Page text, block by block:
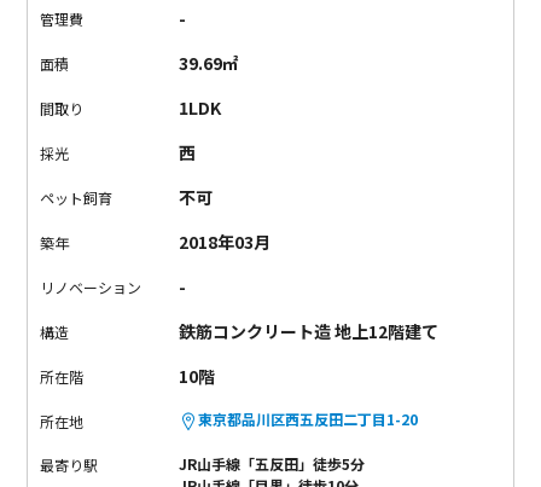
ビングダイニングキッチン、玄関にも収納がございます。
ない！
リビングの窓が2重でも、
も日当たりは申し分なし。
が好き。そんな方にも。
管理費 -
面積 39.69㎡
間取り 1LDK
採光 西
ペット飼育 不可
築年 2018年03月
リノベーション -
構造 鉄筋コンクリート造 地上12階建て
所在階 10階
所在地 東京都品川区西五反田二丁目1-20
最寄り駅
JR山手線「五反田」徒歩5分